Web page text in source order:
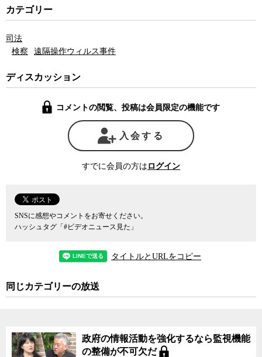
カテゴリー
司法
検察
遠隔操作ウィルス事件
ディスカッション
コメントの閲覧、投稿は会員限定の機能です
入会する
すでに会員の方は ログイン
SNSに感想やコメントをお寄せください。
ハッシュタグ「#ビデオニュース見た」
タイトルとURLをコピー
同じカテゴリーの放送
政府の情報活動を強化するなら監視機能
の整備が不可欠だ